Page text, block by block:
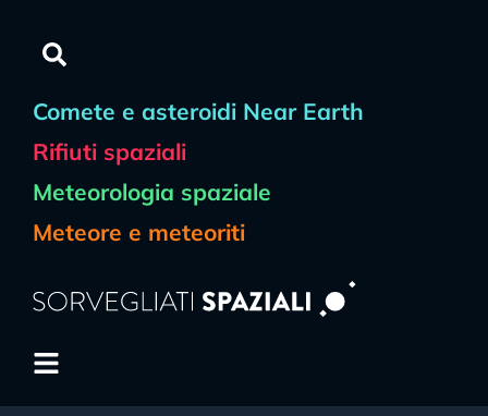
Comete e asteroidi Near Earth
Rifiuti spaziali
Meteorologia spaziale
Meteore e meteoriti